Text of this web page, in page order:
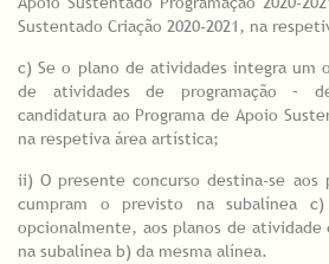
Sustentado Criação 2020-2021, na
c) Se o plano de atividades integra um
de atividades de programação –
candidatura ao Programa de Apoio
na respetiva área artística;
ii) O presente concurso destina-se aos
cumpram o previsto na subalínea
opcionalmente, aos planos de atividade
na subalínea b) da mesma alínea.